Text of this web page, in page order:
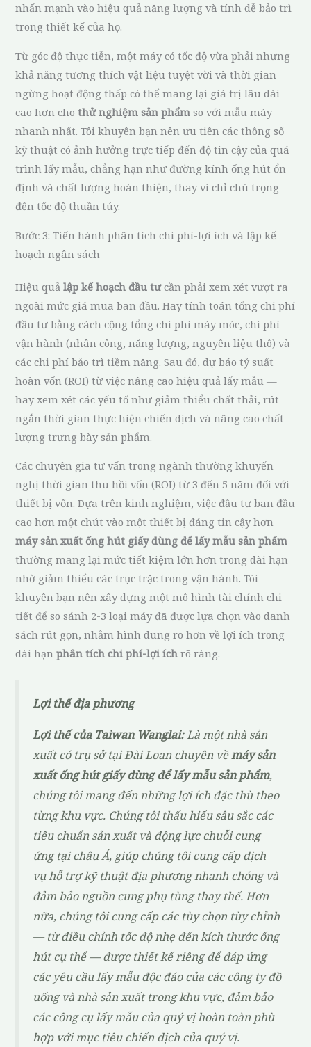
nhấn mạnh vào hiệu quả năng lượng và tính dễ bảo trì
trong thiết kế của họ.
Từ góc độ thực tiễn, một máy có tốc độ vừa phải nhưng
khả năng tương thích vật liệu tuyệt vời và thời gian
ngừng hoạt động thấp có thể mang lại giá trị lâu dài
cao hơn chothử nghiệm sản phẩm so với mẫu máy
nhanh nhất. Tôi khuyên bạn nên ưu tiên các thông số
kỹ thuật có ảnh hưởng trực tiếp đến độ tin cậy của quá
trình lấy mẫu, chẳng hạn như đường kính ống hút ổn
định và chất lượng hoàn thiện, thay vì chỉ chú trọng
đến tốc độ thuần túy.
Bước 3: Tiến hành phân tích chi phí-lợi ích và lập kế
hoạch ngân sách
Hiệu quảlập kế hoạch đầu tưcần phải xem xét vượt ra
ngoài mức giá mua ban đầu. Hãy tính toán tổng chi phí
đầu tư bằng cách cộng tổng chi phí máy móc, chi phí
vận hành (nhân công, năng lượng, nguyên liệu thô) và
các chi phí bảo trì tiềm năng. Sau đó, dự báo tỷ suất
hoàn vốn (ROI) từ việc nâng cao hiệu quả lấy mẫu —
hãy xem xét các yếu tố như giảm thiểu chất thải, rút
ngắn thời gian thực hiện chiến dịch và nâng cao chất
lượng trưng bày sản phẩm.
Các chuyên gia tư vấn trong ngành thường khuyến
nghị thời gian thu hồi vốn (ROI) từ 3 đến 5 năm đối với
thiết bị vốn. Dựa trên kinh nghiệm, việc đầu tư ban đầu
cao hơn một chút vào một thiết bị đáng tin cậy hơn
máy sản xuất ống hút giấy dùng để lấy mẫu sản phẩm
thường mang lại mức tiết kiệm lớn hơn trong dài hạn
nhờ giảm thiểu các trục trặc trong vận hành. Tôi
khuyên bạn nên xây dựng một mô hình tài chính chi
tiết để so sánh 2-3 loại máy đã được lựa chọn vào danh
sách rút gọn, nhằm hình dung rõ hơn về lợi ích trong
dài hạnphân tích chi phí-lợi ích rõ ràng.
Lợi thế địa phương
Lợi thế của Taiwan Wanglai:Là một nhà sản
xuất có trụ sở tại Đài Loan chuyên vềmáy sản
xuất ống hút giấy dùng để lấy mẫu sản phẩm,
chúng tôi mang đến những lợi ích đặc thù theo
từng khu vực. Chúng tôi thấu hiểu sâu sắc các
tiêu chuẩn sản xuất và động lực chuỗi cung
ứng tại châu Á, giúp chúng tôi cung cấp dịch
vụ hỗ trợ kỹ thuật địa phương nhanh chóng và
đảm bảo nguồn cung phụ tùng thay thế. Hơn
nữa, chúng tôi cung cấp các tùy chọn tùy chỉnh
— từ điều chỉnh tốc độ nhẹ đến kích thước ống
hút cụ thể — được thiết kế riêng để đáp ứng
các yêu cầu lấy mẫu độc đáo của các công ty đồ
uống và nhà sản xuất trong khu vực, đảm bảo
các công cụ lấy mẫu của quý vị hoàn toàn phù
hợp với mục tiêu chiến dịch của quý vị.